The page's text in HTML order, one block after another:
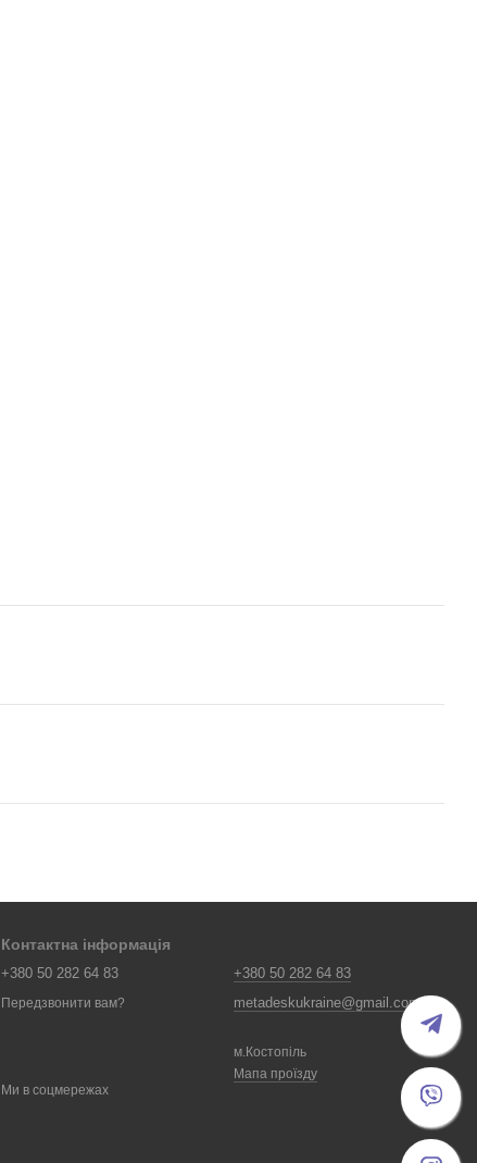
Контактна інформація
+380 50 282 64 83
Передзвонити вам?
+380 50 282 64 83
metadeskukraine@gmail.com
м.Костопіль
Мапа проїзду
Ми в соцмережах